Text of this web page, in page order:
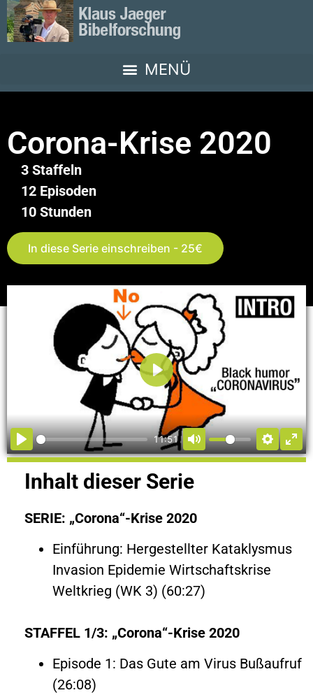
Corona-Krise 2020
3 Staffeln
12 Episoden
10 Stunden
In diese Serie einschreiben - 25€
11:51
Abspielen
Inhalt dieser Serie
SERIE: „Corona“-Krise 2020
Einführung: Hergestellter Kataklysmus
Invasion Epidemie Wirtschaftskrise
Weltkrieg (WK 3) (60:27)
STAFFEL 1/3: „Corona“-Krise 2020
Episode 1: Das Gute am Virus Bußaufruf
(26:08)